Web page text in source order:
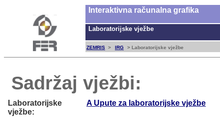
Interaktivna računalna grafika
Laboratorijske vježbe
ZEMRIS > IRG > Laboratorijske vježbe
Sadržaj vježbi:
Laboratorijske
vježbe:
A Upute za laboratorijske vježbe